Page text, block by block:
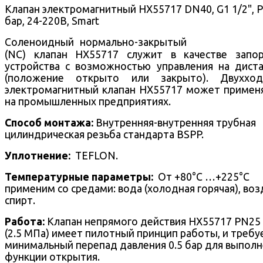
Клапан электромагнитный HX55717 DN40, G1 1/2",
бар, 24-220В, Smart
Соленоидный нормально-закрытый
(NC) клапан HX55717 служит в качестве
устройства с возможностью управления на
(положение открыто или закрыто).
электромагнитный клапан HX55717 может
на промышленных предприятиях.
Способ монтажа: Внутренняя-внутренняя трубная
цилиндрическая резьба стандарта BSPP.
Уплотнение: TEFLON.
Температурные параметры: От +80°С …+225°С
применим со средами: вода (холодная горячая),
спирт.
Работа: Клапан непрямого действия HX55717 PN25
(2.5 МПа) имеет пилотный принцип работы, и
минимальный перепад давления 0.5 бар для
функции открытия.